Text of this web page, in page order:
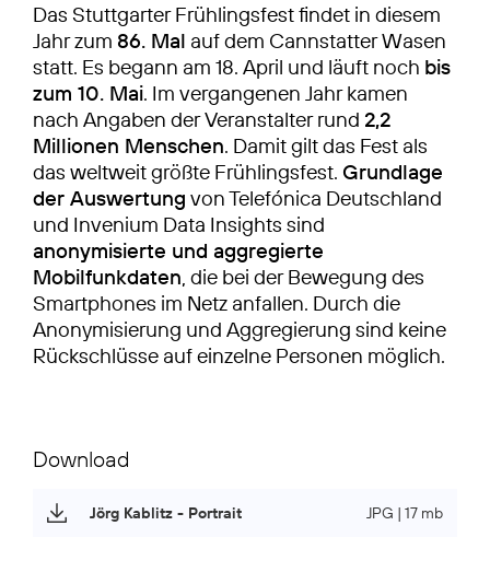
Das Stuttgarter Frühlingsfest findet in diesem
Jahr zum 86. Mal auf dem Cannstatter Wasen
statt. Es begann am 18. April und läuft noch bis
zum 10. Mai. Im vergangenen Jahr kamen
nach Angaben der Veranstalter rund 2,2
Millionen Menschen. Damit gilt das Fest als
das weltweit größte Frühlingsfest. Grundlage
der Auswertung von Telefónica Deutschland
und Invenium Data Insights sind
anonymisierte und aggregierte
Mobilfunkdaten, die bei der Bewegung des
Smartphones im Netz anfallen. Durch die
Anonymisierung und Aggregierung sind keine
Rückschlüsse auf einzelne Personen möglich.
Download
Jörg Kablitz - Portrait JPG | 17 mb